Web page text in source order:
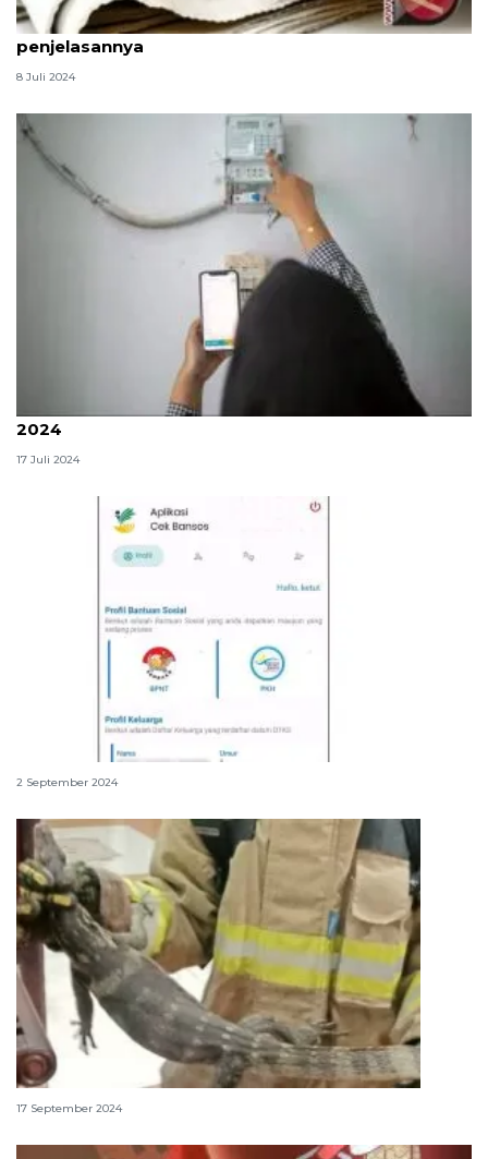
Pengertian dan jenis-jenis teks berita, simak
penjelasannya
8 Juli 2024
Rincian tarif listrik PLN per kWh Juli-September
2024
17 Juli 2024
Cara instal dan registrasi aplikasi Cek Bansos
2 September 2024
Daging biawak halal atau haram dalam Islam?
17 September 2024